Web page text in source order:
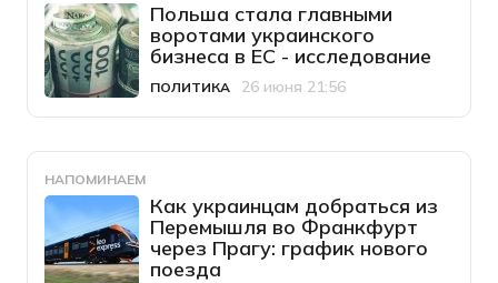
Польша стала главными
воротами украинского
бизнеса в ЕС - исследование
Категория
ПОЛИТИКА
Дата публикации
26 июня 21:56
НАПОМИНАЕМ
Как украинцам добраться из
Перемышля во Франкфурт
через Прагу: график нового
поезда